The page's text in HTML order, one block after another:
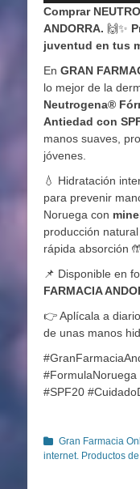
Comprar
ANDORRA. 🙌✨
juventud en tus
En GRAN
lo mejor de la
Neutrogena®
Antiedad con
manos suaves,
jóvenes.
💧 Hidratación
para prevenir
Noruega con
producción
rápida absorción
📌 Disponible en
FARMACIA
👉 Aplícala a
de unas manos
#FormulaNoruega
#SPF20
Categorías
Gran Farmacia
internet. Productos